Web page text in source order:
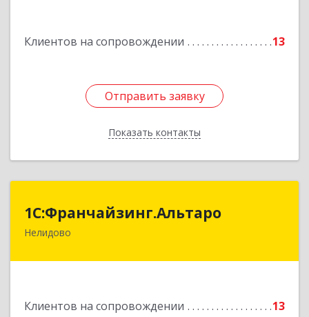
Клиентов на сопровождении 13
Отправить заявку
Показать контакты
Отправить заявку
Назад
1С:Франчайзинг.Альтаро
Нелидово
Клиентов на сопровождении 13
1С:Франчайзинг.Альтаро
172527, Тверская обл, Нелидово г, Матросова